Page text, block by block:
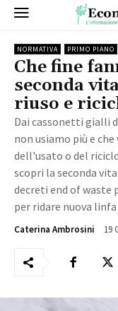
NORMATIVA PRIMO PIANO
Che fine
seconda
riuso e
Dai cassonetti gialli
non usiamo più e
dell'usato o del
scopri la seconda
decreti end of waste
per ridare nuova
Caterina Ambrosini 19